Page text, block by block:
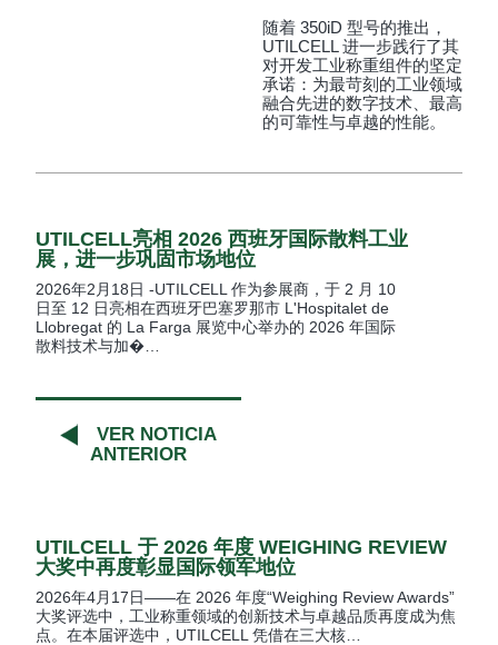
随着 350iD 型号的推出，
UTILCELL 进一步践行了其
对开发工业称重组件的坚定
承诺：为最苛刻的工业领域
融合先进的数字技术、最高
的可靠性与卓越的性能。
UTILCELL亮相 2026 西班牙国际散料工业
展，进一步巩固市场地位
2026年2月18日 -UTILCELL 作为参展商，于 2 月 10
日至 12 日亮相在西班牙巴塞罗那市 L'Hospitalet de
Llobregat 的 La Farga 展览中心举办的 2026 年国际
散料技术与加�…
VER NOTICIA
ANTERIOR
UTILCELL 于 2026 年度 WEIGHING REVIEW
大奖中再度彰显国际领军地位
2026年4月17日——在 2026 年度“Weighing Review Awards”
大奖评选中，工业称重领域的创新技术与卓越品质再度成为焦
点。在本届评选中，UTILCELL 凭借在三大核…